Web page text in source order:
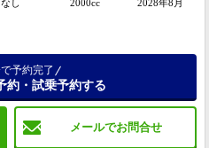
なし
2000cc
2028年8月
メールでお問合せ
予約完了
約・試乗予約する